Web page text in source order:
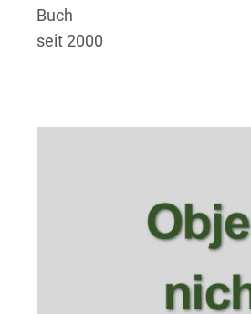
Buch
seit 2000